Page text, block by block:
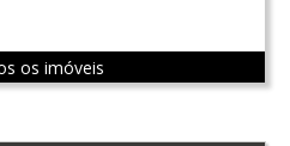
os imóveis